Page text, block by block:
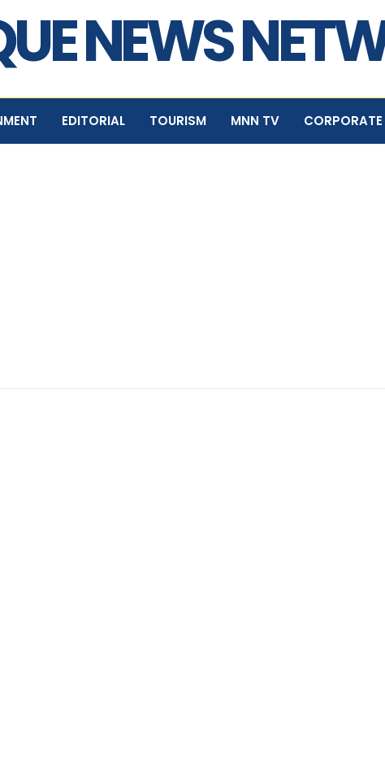
NEWS
EDITORIAL TOURISM MNN TV CORPORATE